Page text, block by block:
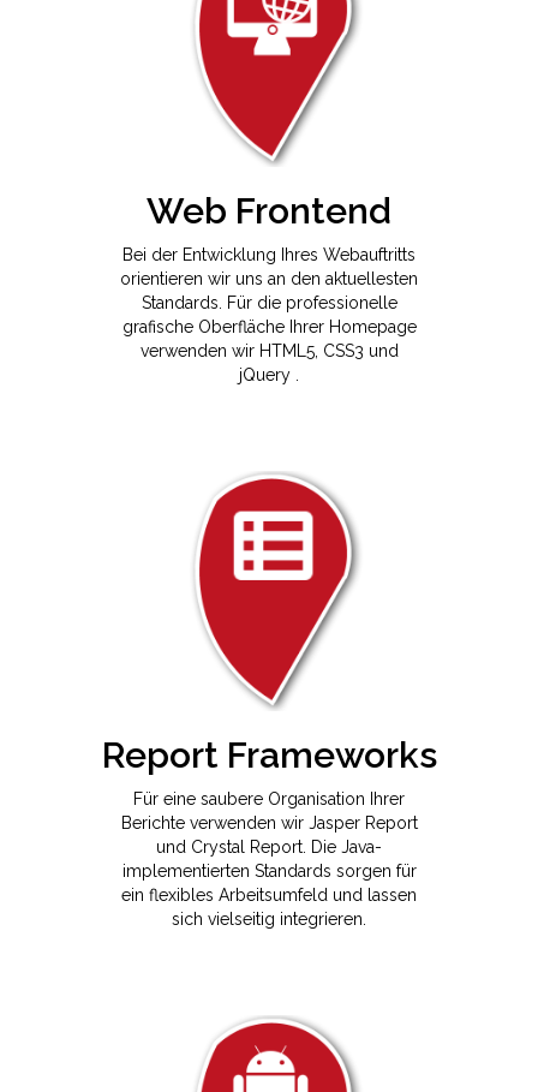
Web Frontend
Bei der Entwicklung Ihres Webauftritts
orientieren wir uns an den aktuellesten
Standards. Für die professionelle
grafische Oberfläche Ihrer Homepage
verwenden wir HTML5, CSS3 und
jQuery .
Report Frameworks
Für eine saubere Organisation Ihrer
Berichte verwenden wir Jasper Report
und Crystal Report. Die Java-
implementierten Standards sorgen für
ein flexibles Arbeitsumfeld und lassen
sich vielseitig integrieren.